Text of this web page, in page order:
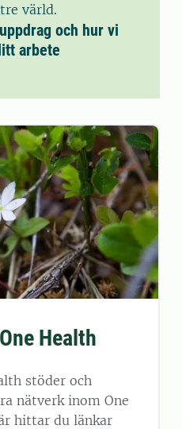
värld.
och hur vi
arbete
Health
stöder och
nätverk inom One
hittar du länkar